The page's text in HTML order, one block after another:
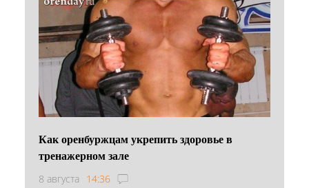
Как оренбуржцам укрепить здоровье в
тренажерном зале
8 августа 14:36